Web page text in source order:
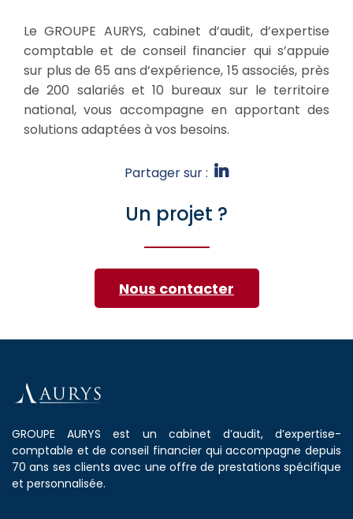
Le GROUPE AURYS, cabinet d’audit, d’expertise
comptable et de conseil financier qui s’appuie
sur plus de 65 ans d’expérience, 15 associés, près
de 200 salariés et 10 bureaux sur le territoire
national, vous accompagne en apportant des
solutions adaptées à vos besoins.
Partager sur :
Un projet ?
Nous contacter
GROUPE AURYS est un cabinet d’audit, d’expertise-
comptable et de conseil financier qui accompagne depuis
70 ans ses clients avec une offre de prestations spécifique
et personnalisée.